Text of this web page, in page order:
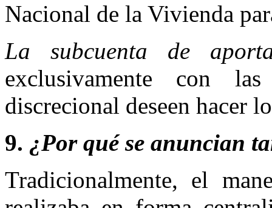
Nacional de la Vivienda
La subcuenta de
exclusivamente con
discrecional deseen hacer
9. ¿Por qué se anuncian
Tradicionalmente, el